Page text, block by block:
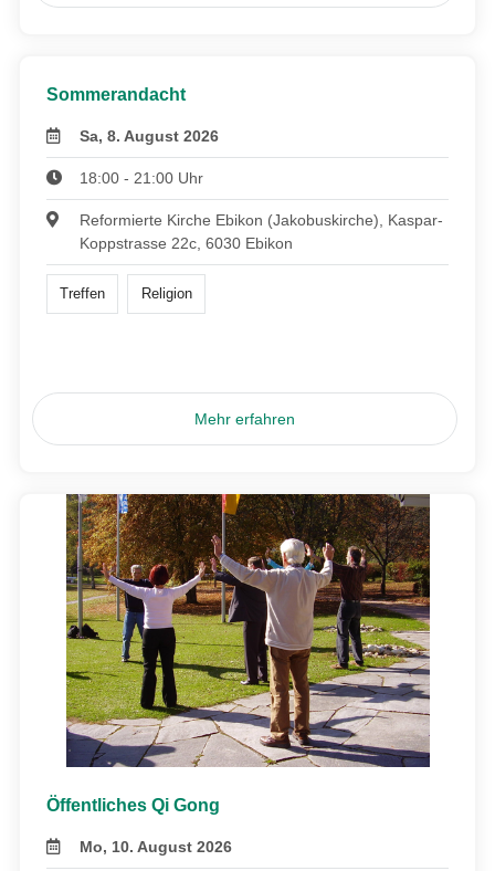
Sommerandacht
Sa, 8. August 2026
18:00 - 21:00 Uhr
Reformierte Kirche Ebikon (Jakobuskirche), Kaspar-
Koppstrasse 22c, 6030 Ebikon
Treffen Religion
Mehr erfahren
Öffentliches Qi Gong
Mo, 10. August 2026